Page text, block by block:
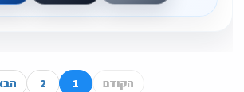
הקודם 1
2